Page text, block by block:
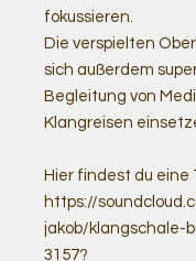
fokussieren.
Die verspielten
sich außerdem
Begleitung von
Klangreisen
Hier findest du eine
https://
jakob/klangschale-
3157?